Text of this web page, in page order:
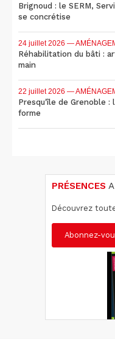
Brignoud : le SERM,
se concrétise
24 juillet 2026 —
Réhabilitation du bâti :
main
22 juillet 2026 —
Presqu'île de Grenoble :
forme
PRÉSENCES
Découvrez
Abonnez-